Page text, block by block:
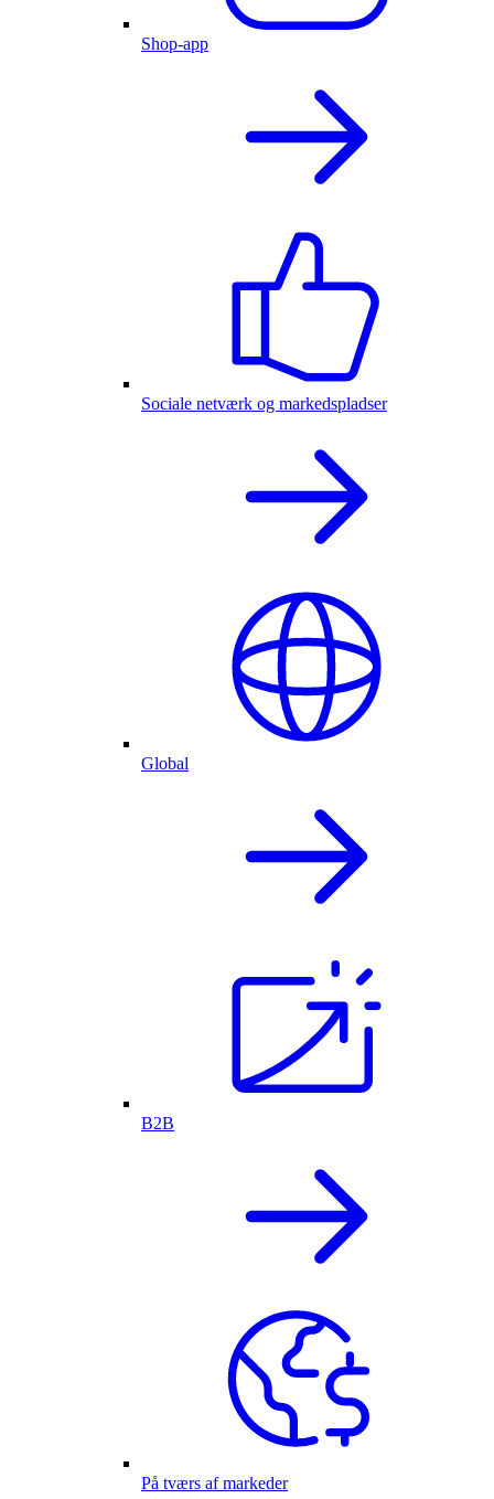
Shop-app
Sociale netværk og markedspladser
Global
B2B
På tværs af markeder